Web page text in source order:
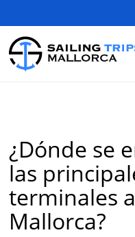
¿Dónde se
las
terminales
Mallorca?